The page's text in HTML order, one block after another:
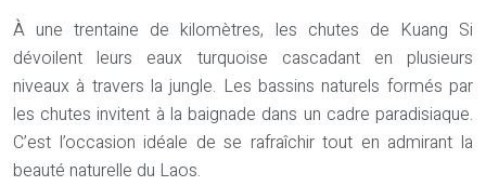
À une trentaine de kilomètres, les chutes de Kuang Si
dévoilent leurs eaux turquoise cascadant en plusieurs
niveaux à travers la jungle. Les bassins naturels formés par
les chutes invitent à la baignade dans un cadre paradisiaque.
C’est l’occasion idéale de se rafraîchir tout en admirant la
beauté naturelle du Laos.